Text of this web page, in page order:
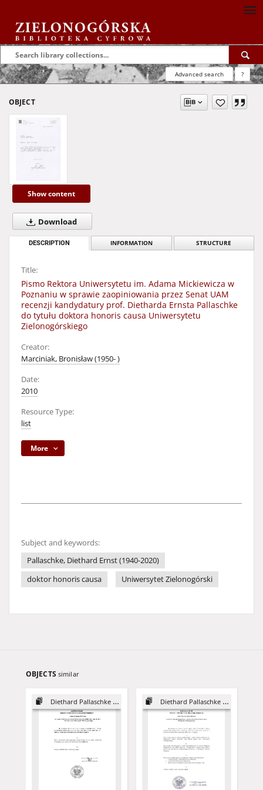
Advanced search ?
OBJECT
Show content
Download
DESCRIPTION INFORMATION STRUCTURE
Title:
Pismo Rektora Uniwersytetu im. Adama Mickiewicza w
Poznaniu w sprawie zaopiniowania przez Senat UAM
recenzji kandydatury prof. Dietharda Ernsta Pallaschke
do tytułu doktora honoris causa Uniwersytetu
Zielonogórskiego
Creator:
Marciniak, Bronisław (1950- )
Date:
2010
Resource Type:
list
More
Subject and keywords:
Pallaschke, Diethard Ernst (1940-2020)
doktor honoris causa
Uniwersytet Zielonogórski
OBJECTS similar
Diethard Pallaschke - DHC Diethard Pallaschke - DHC